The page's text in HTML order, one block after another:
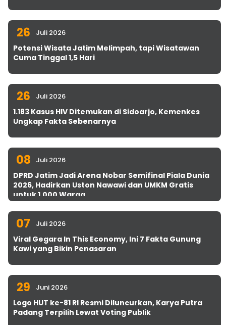
26 Juli 2026
Potensi Wisata Jatim Melimpah, tapi Wisatawan
Cuma Tinggal 1,5 Hari
26 Juli 2026
1.183 Kasus HIV Ditemukan di Sidoarjo, Kemenkes
Ungkap Fakta Sebenarnya
08 Juli 2026
DPRD Jatim Jadi Arena Nobar Semifinal Piala Dunia
2026, Hadirkan Uston Nawawi dan UMKM Gratis
untuk 1.000 Warga
07 Juli 2026
Viral Gegara In This Economy, Ini 7 Fakta Gunung
Kawi yang Bikin Penasaran
29 Juni 2026
Logo HUT ke-81 RI Resmi Diluncurkan, Karya Putra
Padang Terpilih Lewat Voting Publik